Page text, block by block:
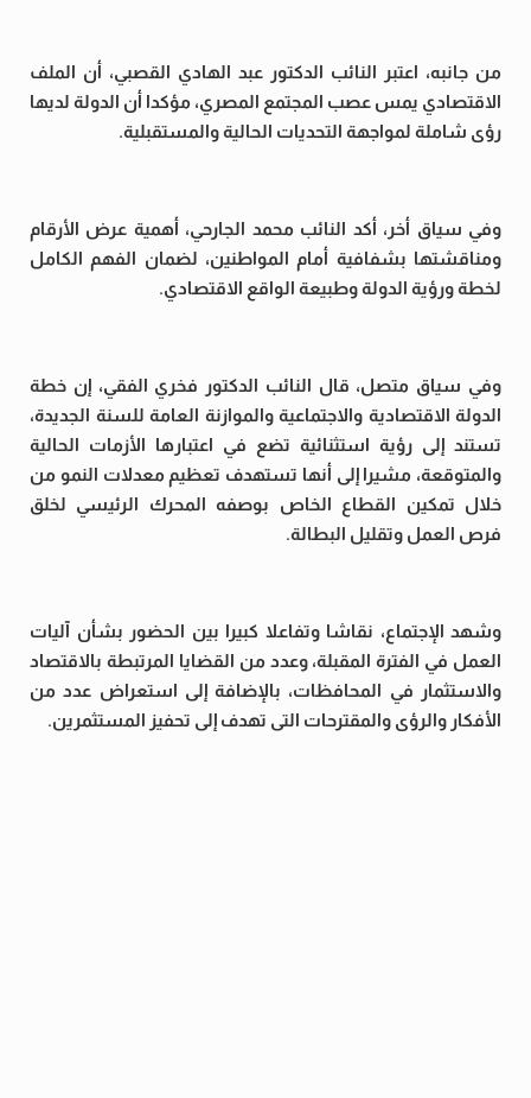
من جانبه، اعتبر النائب الدكتور عبد الهادي القصبي، أن الملف
الاقتصادي يمس عصب المجتمع المصري، مؤكدا أن الدولة لديها
رؤى شاملة لمواجهة التحديات الحالية والمستقبلية.
وفي سياق أخر، أكد النائب محمد الجارحي، أهمية عرض الأرقام
ومناقشتها بشفافية أمام المواطنين، لضمان الفهم الكامل
لخطة ورؤية الدولة وطبيعة الواقع الاقتصادي.
وفي سياق متصل، قال النائب الدكتور فخري الفقي، إن خطة
الدولة الاقتصادية والاجتماعية والموازنة العامة للسنة الجديدة،
تستند إلى رؤية استثنائية تضع في اعتبارها الأزمات الحالية
والمتوقعة، مشيرا إلى أنها تستهدف تعظيم معدلات النمو من
خلال تمكين القطاع الخاص بوصفه المحرك الرئيسي لخلق
فرص العمل وتقليل البطالة.
وشهد الإجتماع، نقاشا وتفاعلا كبيرا بين الحضور بشأن آليات
العمل في الفترة المقبلة، وعدد من القضايا المرتبطة بالاقتصاد
والاستثمار في المحافظات، بالإضافة إلى استعراض عدد من
الأفكار والرؤى والمقترحات التى تهدف إلى تحفيز المستثمرين.